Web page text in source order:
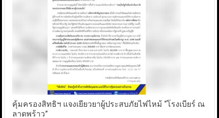
คุ้มครองสิทธิฯ แจงเยียวยาผู้ประสบภัยไฟไหม้ “โรงเบียร์ ณ
ลาดพร้าว”